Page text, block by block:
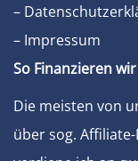
–
– Impressum
So Finanzieren
Die meisten von
über sog.